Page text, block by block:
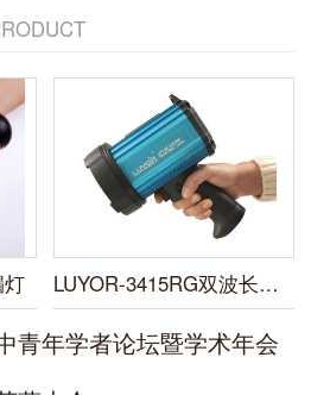
LUYOR-3415RG双波长便携式荧光蛋白激发光源
青年学者论坛暨学术年会